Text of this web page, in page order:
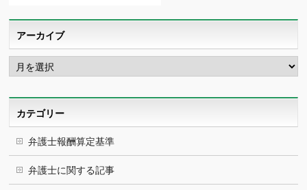
アーカイブ
ア
ー
カ
カテゴリー
弁護士報酬算定基準
弁護士に関する記事